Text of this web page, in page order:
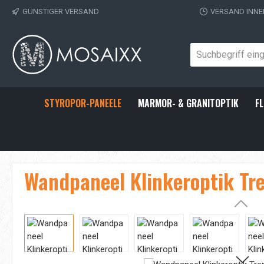
Hauptinhalt springen
Zur Suche springen
Zur Hauptnavigation springen
GÜNSTIGER VERSAND VERSAND
STYROPOR-PANEELE MARMOR- & GRANITOPTIK
Wandpaneel Klinkeroptik
Bildergalerie überspringen